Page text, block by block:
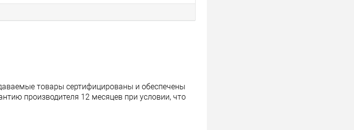
товары сертифицированы и обеспечены
производителя 12 месяцев при условии, что